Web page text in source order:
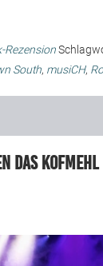
Rezension
South, musiCH,
das Kofmehl